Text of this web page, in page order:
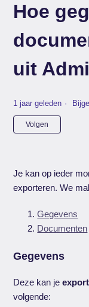
Hoe
uit
1 jaar geleden
Volgen
Je kan op ieder
exporteren. We
Gegevens
Documenten
Gegevens
Deze kan je
volgende: